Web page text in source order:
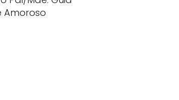
Amoroso